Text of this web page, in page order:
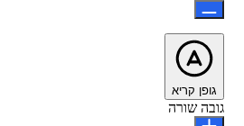
גופן קריא
גובה שורה